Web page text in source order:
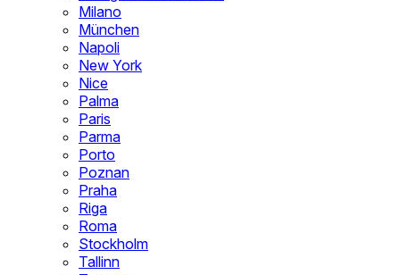
Milano
München
Napoli
New York
Nice
Palma
Paris
Parma
Porto
Poznan
Praha
Riga
Roma
Stockholm
Tallinn